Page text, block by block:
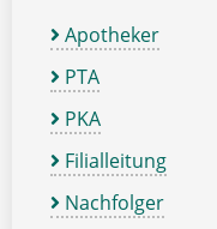
Apotheker
PTA
PKA
Filialleitung
Nachfolger